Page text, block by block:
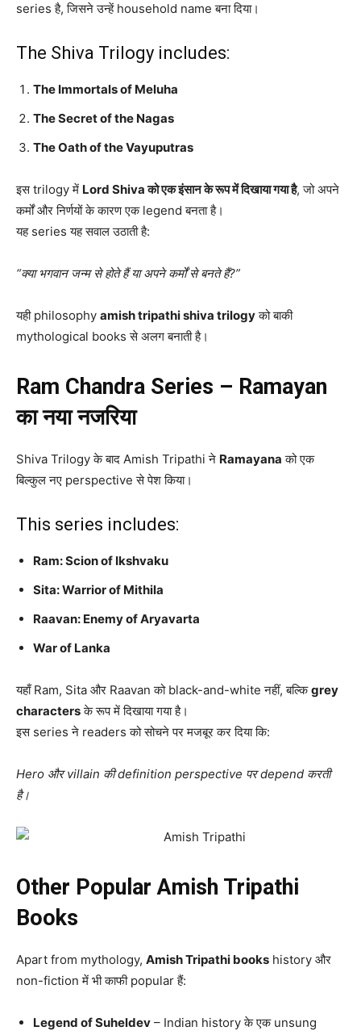
series है, जिसने उन्हें household name बना दिया।
The Shiva Trilogy includes:
The Immortals of Meluha
The Secret of the Nagas
The Oath of the Vayuputras
इस trilogy में Lord Shiva को एक इंसान के रूप में दिखाया गया है, जो अपने
कर्मों और निर्णयों के कारण एक legend बनता है।
यह series यह सवाल उठाती है:
“क्या भगवान जन्म से होते हैं या अपने कर्मों से बनते हैं?”
यही philosophy amish tripathi shiva trilogyको बाकी
mythological books से अलग बनाती है।
Ram Chandra Series – Ramayan
का नया नजरिया
Shiva Trilogy के बाद Amish Tripathi ने Ramayana को एक
बिल्कुल नए perspective से पेश किया।
This series includes:
Ram: Scion of Ikshvaku
Sita: Warrior of Mithila
Raavan: Enemy of Aryavarta
War of Lanka
यहाँ Ram, Sita और Raavan को black-and-white नहीं, बल्किgrey
charactersके रूप में दिखाया गया है।
इस series ने readers को सोचने पर मजबूर कर दिया कि:
Hero और villain की definition perspective पर depend करती
है।
Other Popular Amish Tripathi
Books
Apart from mythology, Amish Tripathi books history और
non-fiction में भी काफी popular हैं:
Legend of Suheldev – Indian history के एक unsung